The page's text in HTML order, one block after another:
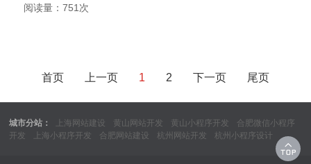
www.uskys.com分享下如果获取文件夹大小的代码。
阅读量：751次
首页 上一页 1 2 下一页 尾页
城市分站： 上海网站建设 黄山网站开发 黄山小程序开发
合肥微信小程序
开发
上海小程序开发 合肥网站建设 杭州网站开发 杭州小程序设计